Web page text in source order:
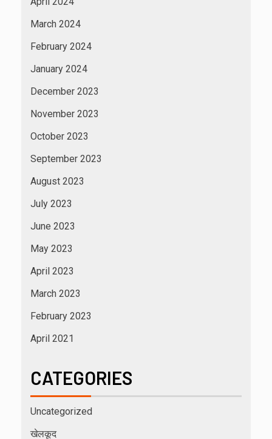
March 2024
February 2024
January 2024
December 2023
November 2023
October 2023
September 2023
August 2023
July 2023
June 2023
May 2023
April 2023
March 2023
February 2023
April 2021
CATEGORIES
Uncategorized
खेलकूद